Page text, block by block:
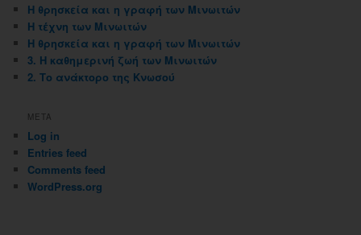
Η θρησκεία και η γραφή των Μινωιτών
Η τέχνη των Μινωιτών
Η θρησκεία και η γραφή των Μινωιτών
3. Η καθημερινή ζωή των Μινωιτών
2. Το ανάκτορο της Κνωσού
META
Log in
Entries feed
Comments feed
WordPress.org